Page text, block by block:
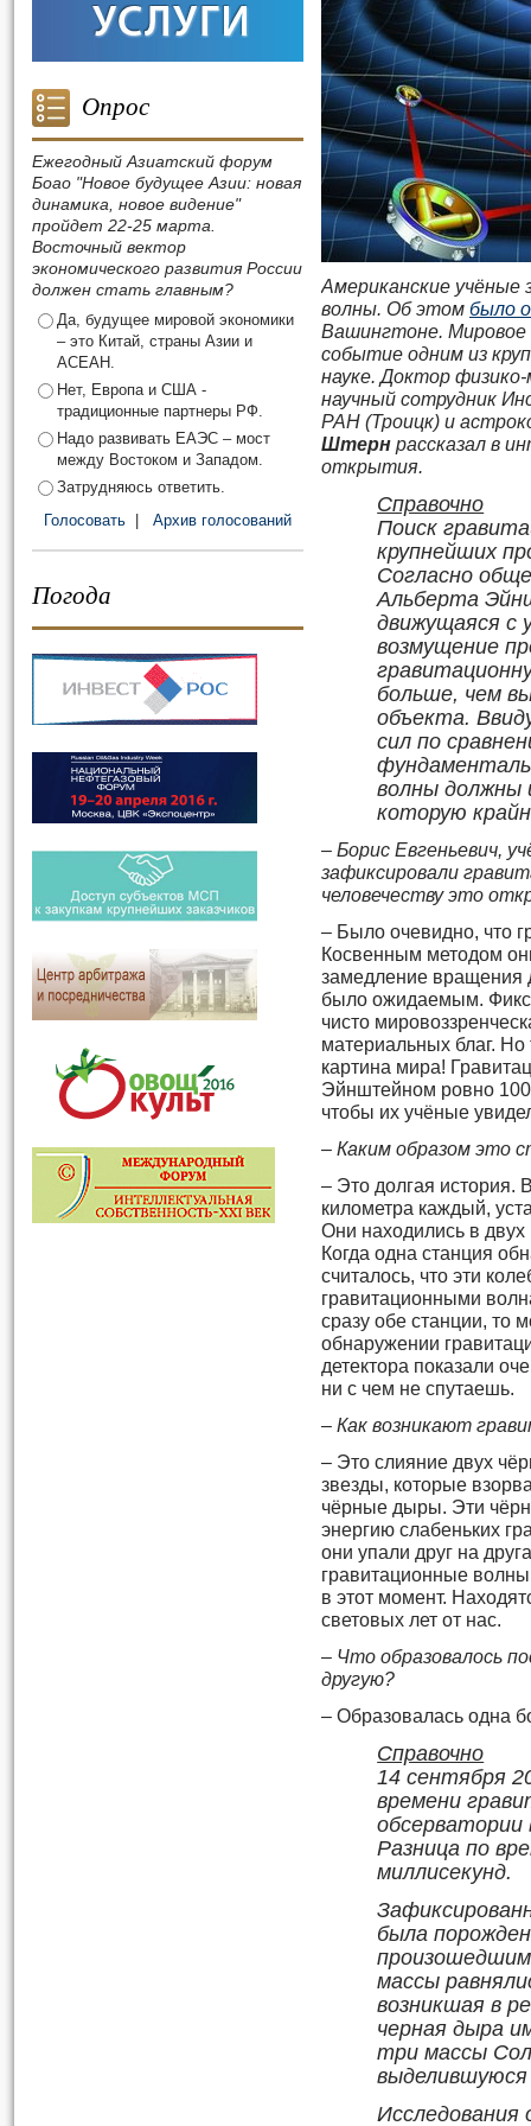
Опрос
Ежегодный Азиатский форум
Боао "Новое будущее Азии: новая
динамика, новое видение"
пройдет 22-25 марта.
Восточный вектор
экономического развития России
должен стать главным?
Да, будущее мировой экономики
– это Китай, страны Азии и
АСЕАН.
Нет, Европа и США -
традиционные партнеры РФ.
Надо развивать ЕАЭС – мост
между Востоком и Западом.
Затрудняюсь ответить.
Голосовать
Архив голосований
Погода
Американские учёные
волны. Об этом было
Вашингтоне. Мировое
событие одним из
науке. Доктор
научный сотрудник
РАН (Троицк) и
Штерн рассказал в
открытия.
Справочно
Поиск
крупнейших
Согласно
Альберта
движущаяся с
возмущение
больше, чем
объекта.
сил по
волны должны
которую
– Борис Евгеньевич,
зафиксировали
человечеству это
– Было очевидно, что
Косвенным методом
замедление вращения
было ожидаемым.
чисто
материальных благ. Но
картина мира!
Эйнштейном ровно 100
чтобы их учёные
– Каким образом это
– Это долгая история.
километра каждый,
Они находились в
Когда одна станция
считалось, что эти
гравитационными
сразу обе станции, то
обнаружении
детектора показали
ни с чем не спутаешь.
– Как возникают
– Это слияние двух
звезды, которые
чёрные дыры. Эти
энергию слабеньких
они упали друг на
гравитационные
в этот момент.
световых лет от нас.
– Что образовалось
другую?
– Образовалась одна
Справочно
14 сентября
времени
обсерватории
Разница по
миллисекунд.
была
массы
возникшая в
черная дыра
три массы
выделившуюся